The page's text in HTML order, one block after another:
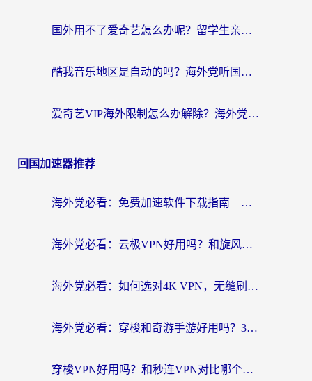
国外用不了爱奇艺怎么办呢？留学生亲测有效的回国加速方案
酷我音乐地区是自动的吗？海外党听国内音乐看视频的真实解决方案
爱奇艺VIP海外限制怎么办解除？海外党追剧看片的终极解决方案
回国加速器推荐
海外党必看：免费加速软件下载指南——无缝访问国内资源的正确打开方式
海外党必看：云极VPN好用吗？和旋风VPN对比哪个回国效果更好？附真实体验+选择攻略
海外党必看：如何选对4K VPN，无缝刷国内剧听网易云？
海外党必看：穿梭和奇游手游好用吗？3步选对回国加速器，流畅看CCTV5海外直播
穿梭VPN好用吗？和秒连VPN对比哪个回国效果更好？海外党亲测实用指南